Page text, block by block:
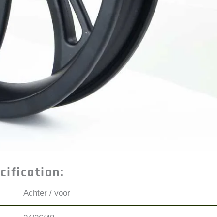
Achter / voor